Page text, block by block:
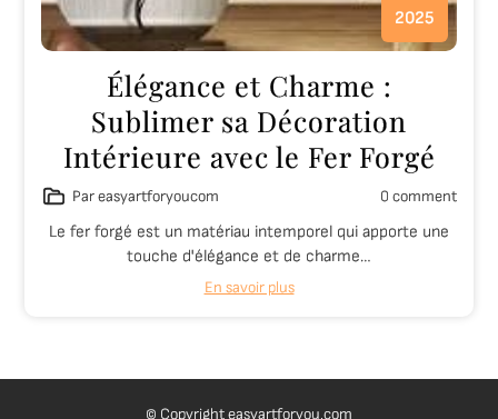
2025
Élégance et Charme :
Sublimer sa Décoration
Intérieure avec le Fer Forgé
Par easyartforyoucom 0 comment
Le fer forgé est un matériau intemporel qui apporte une
touche d'élégance et de charme…
En savoir plus
© Copyright easyartforyou.com